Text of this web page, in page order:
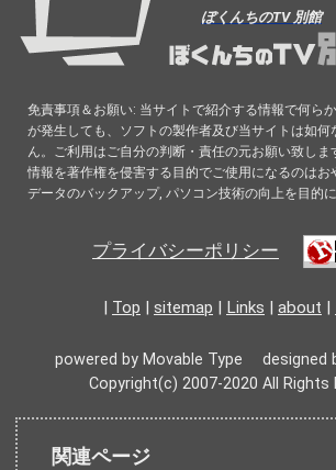
ぼくんちのTV 別館
免責事項＆お願い: 当サイトで紹介する情報で何ら
が発生しても、ソフトの製作者及び当サイトは如何
ん。ご利用はご自分の判断・責任の元お願い致し
情報を著作権を侵害する目的でご使用になるのはお
データのバックアップ, パソコン技術の向上を目的に
プライバシーポリシー
| Top | sitemap | Links | about |
powered by Movable Type designed
Copyright(c) 2007-2020 All Rights
関連ページ